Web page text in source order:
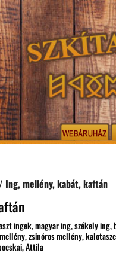
Ing, mellény, kabát, kaftán
ingek, magyar ing, székely
zsinóros mellény,
Attila